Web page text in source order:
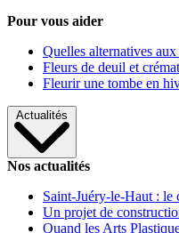
Pour vous aider
Quelles alternatives
Fleurs de deuil et
Fleurir une tombe en
Actualités
Nos actualités
Saint-Juéry-le-Haut : le
Un projet de
Quand les Arts